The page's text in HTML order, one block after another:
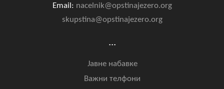
Email: nacelnik@opstinajezero.org
skupstina@opstinajezero.org
...
Јавне набавке
Важни телфони